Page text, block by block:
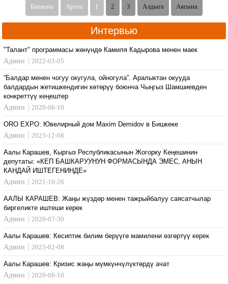
Башына Артка 1 2 3 Алдыга Аягына
Интервью
"Талант" программасы жөнүндө Камиля Кадырова менен маек
Админ
2022-03-05
“Балдар менен чогуу окугула, ойногула”. Аралыктан окууда
балдардын жетишкендигин көтөрүү боюнча Чыңгыз Шамшиевден
конкреттүү кеңештер
Админ
2020-06-10
ORO EXPO: Ювелирный дом Maxim Demidov в Бишкеке
Админ
2023-12-08
Аалы Карашев, Кыргыз Республикасынын Жогорку Кеңешинин
депутаты: «КЕП БАШКАРУУНУН ФОРМАСЫНДА ЭМЕС, АНЫН
КАНДАЙ ИШТЕГЕНИНДЕ»
Админ
2021-10-26
ААЛЫ КАРАШЕВ: Жаңы жүздөр менен тажрыйбалуу саясатчылар
биргеликте иштеши керек
Админ
2020-07-30
Аалы Карашев: Кесиптик билим берүүгө мамилени өзгөртүү керек
Админ
2023-02-08
Аалы Карашев: Кризис жаңы мүмкүнчүлүктөрдү ачат
Админ
2020-06-10